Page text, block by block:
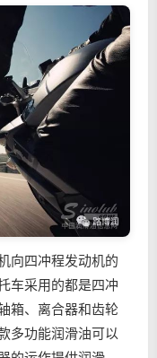
四冲程发动机的
车采用的都是四冲
箱、离合器和齿轮
多功能润滑油可以